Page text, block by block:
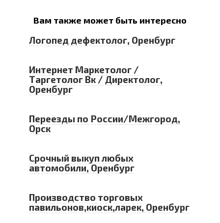
Вам также может быть интересно
Логопед дефектолог, Оренбург
Интернет Маркетолог /
Таргетолог Вк / Директолог,
Оренбург
Переезды по России/Межгород,
Орск
Срочный выкуп любых
автомобили, Оренбург
Производство торговых
павильонов,киоск,ларек, Оренбург